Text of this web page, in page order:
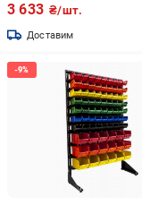
3 633 ₴/шт.
Доставим